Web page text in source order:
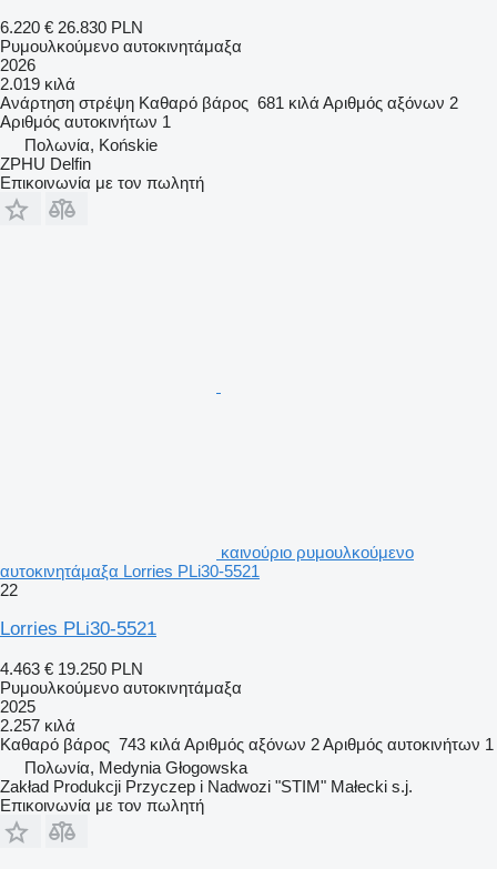
6.220 € 26.830 PLN
Ρυμουλκούμενο αυτοκινητάμαξα
2026
2.019 κιλά
Ανάρτηση στρέψη Καθαρό βάρος 681 κιλά Αριθμός αξόνων 2
Αριθμός αυτοκινήτων 1
Πολωνία, Końskie
ZPHU Delfin
Επικοινωνία με τον πωλητή
καινούριο ρυμουλκούμενο
αυτοκινητάμαξα Lorries PLi30-5521
22
Lorries PLi30-5521
4.463 € 19.250 PLN
Ρυμουλκούμενο αυτοκινητάμαξα
2025
2.257 κιλά
Καθαρό βάρος 743 κιλά Αριθμός αξόνων 2Αριθμός αυτοκινήτων 1
Πολωνία, Medynia Głogowska
Zakład Produkcji Przyczep i Nadwozi "STIM" Małecki s.j.
Επικοινωνία με τον πωλητή